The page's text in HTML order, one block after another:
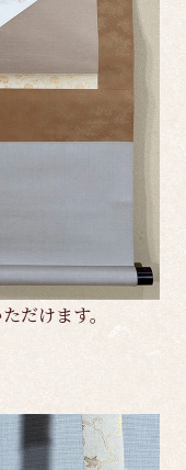
だけます。